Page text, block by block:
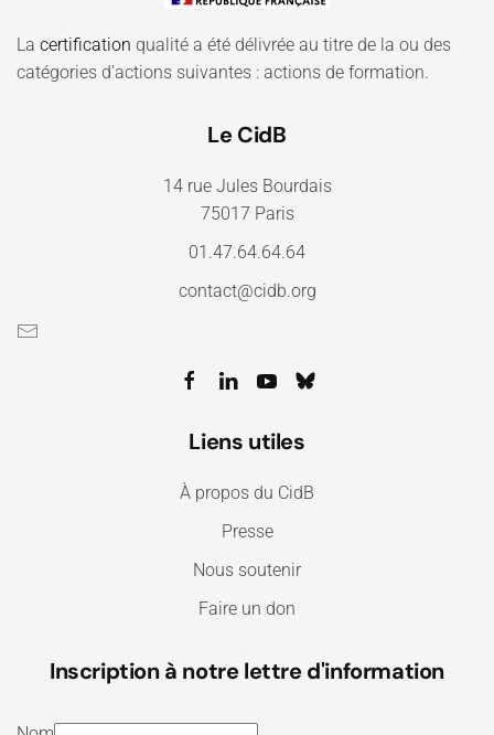
La certification qualité a été délivrée au titre de la ou des
catégories d'actions suivantes : actions de formation.
Le CidB
14 rue Jules Bourdais
75017 Paris
01.47.64.64.64
contact@cidb.org
Liens utiles
À propos du CidB
Presse
Nous soutenir
Faire un don
Inscription à notre lettre d'information